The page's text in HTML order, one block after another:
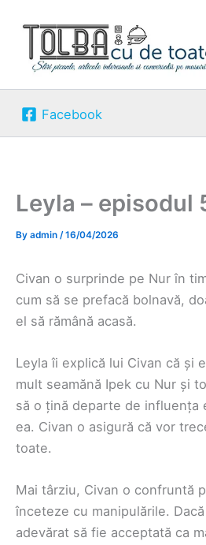
content
Facebook
Leyla – episodul
By admin /16/04/2026
Civan o surprinde pe Nur în
cum să se prefacă bolnavă,
el să rămână acasă.
Leyla îi explică lui Civan că și
mult seamănă Ipek cu Nur și
să o țină departe de influența
ea. Civan o asigură că vor
toate.
Mai târziu, Civan o confruntă
înceteze cu manipulările.
adevărat să fie acceptată ca